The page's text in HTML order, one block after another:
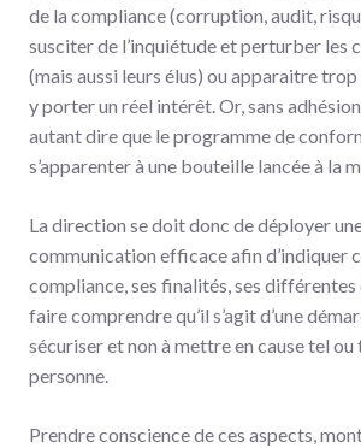
de la compliance (corruption, audit,
susciter de l’inquiétude et perturber les
(mais aussi leurs élus) ou apparaitre
y porter un réel intérêt. Or, sans
autant dire que le programme de
s’apparenter à une bouteille lancée à la
La direction se doit donc de déployer
communication efficace afin d’indiquer
compliance, ses finalités, ses
faire comprendre qu’il s’agit d’une
sécuriser et non à mettre en cause tel ou
personne.
Prendre conscience de ces aspects,